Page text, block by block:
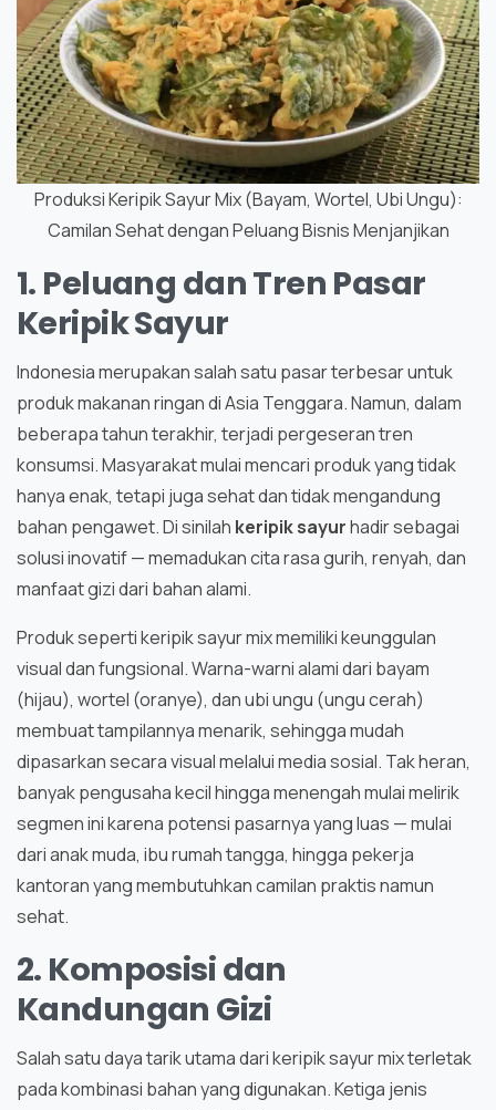
Produksi Keripik Sayur Mix (Bayam, Wortel, Ubi Ungu):
Camilan Sehat dengan Peluang Bisnis Menjanjikan
1. Peluang dan Tren Pasar
Keripik Sayur
Indonesia merupakan salah satu pasar terbesar untuk
produk makanan ringan di Asia Tenggara. Namun, dalam
beberapa tahun terakhir, terjadi pergeseran tren
konsumsi. Masyarakat mulai mencari produk yang tidak
hanya enak, tetapi juga sehat dan tidak mengandung
bahan pengawet. Di sinilah keripik sayurhadir sebagai
solusi inovatif — memadukan cita rasa gurih, renyah, dan
manfaat gizi dari bahan alami.
Produk seperti keripik sayur mix memiliki keunggulan
visual dan fungsional. Warna-warni alami dari bayam
(hijau), wortel (oranye), dan ubi ungu (ungu cerah)
membuat tampilannya menarik, sehingga mudah
dipasarkan secara visual melalui media sosial. Tak heran,
banyak pengusaha kecil hingga menengah mulai melirik
segmen ini karena potensi pasarnya yang luas — mulai
dari anak muda, ibu rumah tangga, hingga pekerja
kantoran yang membutuhkan camilan praktis namun
sehat.
2. Komposisi dan
Kandungan Gizi
Salah satu daya tarik utama dari keripik sayur mix terletak
pada kombinasi bahan yang digunakan. Ketiga jenis